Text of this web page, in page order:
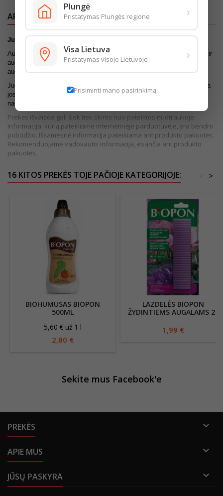
APRAŠYMAS IŠSAMI PREKĖS INFORMACIJA
Juodžemis 15 L
Aukštos kokybės juodžemis, skirtas apželdinimui, želdinių tvarkymui ir
augalų persodinimui. Tai natūralus, derlingas dirvožemis, pagerinantis
augalų augimo sąlygas bei užtikrinantis gerą šaknų vystymąsi.
Juodžemis praturtina esamą dirvą organinėmis medžiagomis, pagerina
jos struktūrą, padidina drėgmės išlaikymą ir oro pralaidumą. Tinka
naudoti tiek sode, tiek darže ar formuojant veją.
Prekės išvaizda gali šiek tiek skirtis nuo pateiktos nuotraukoje.
Informacija, kurią pateikiame internetinėje parduotuvėje, yra bendro
pobūdžio. Išsamesnė informacija pateikiama ant produkto pakuotės.
Rekomenduojame vadovautis informacija, esančia ant produkto
pakuotės.
16 KITOS PREKĖS TOJE PAČIOJE KATEGORIJOJE: >
BIOHUMUSAS BIOPON
500ML
5,60 € už 1 l
2,80 €
LAZDELĖS BIOPON
ŽYDINTIEMS AUGALAMS 25
1,99 €
Sekite mus Facebook'e
PREKĖS 
APIE MUS 
JŪSŲ PASKYRA 
Plungė
Pristatymas Plungės regione ›
Visa Lietuva
Pristatymas visoje Lietuvoje ›
Prisiminti mano pasirinkimą